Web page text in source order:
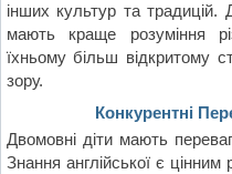
інших культур та традицій.
мають краще розуміння
їхньому більш відкритому
зору.
Конкурентні
Двомовні діти мають
Знання англійської є